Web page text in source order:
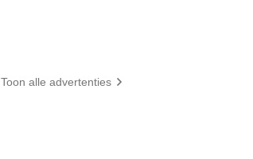
Toon alle advertenties